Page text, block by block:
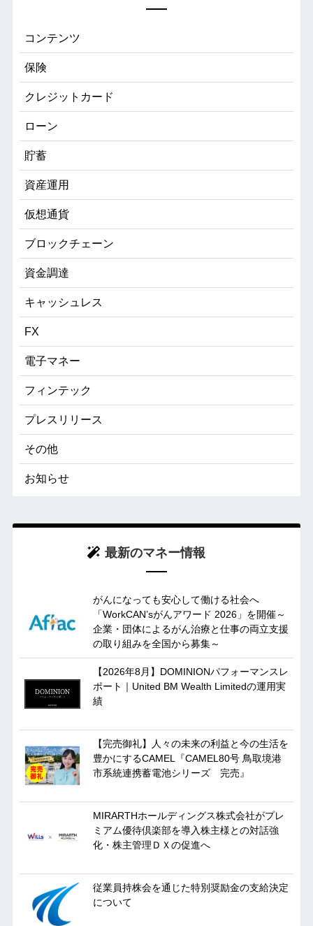
コンテンツ
保険
クレジットカード
ローン
貯蓄
資産運用
仮想通貨
ブロックチェーン
資金調達
キャッシュレス
FX
電子マネー
フィンテック
プレスリリース
その他
お知らせ
最新のマネー情報
がんになっても安心して働ける社会へ
「WorkCAN’sがんアワード 2026」を開催～
企業・団体によるがん治療と仕事の両立支援
の取り組みを全国から募集～
【2026年8月】DOMINIONパフォーマンスレ
ポート｜United BM Wealth Limitedの運用実
績
【完売御礼】人々の未来の利益と今の生活を
豊かにするCAMEL『CAMEL80号 鳥取境港
市系統連携蓄電池シリーズ 完売』
MIRARTHホールディングス株式会社がプレ
ミアム優待倶楽部を導入株主様との対話強
化・株主管理ＤＸの促進へ
従業員持株会を通じた特別奨励金の支給決定
について